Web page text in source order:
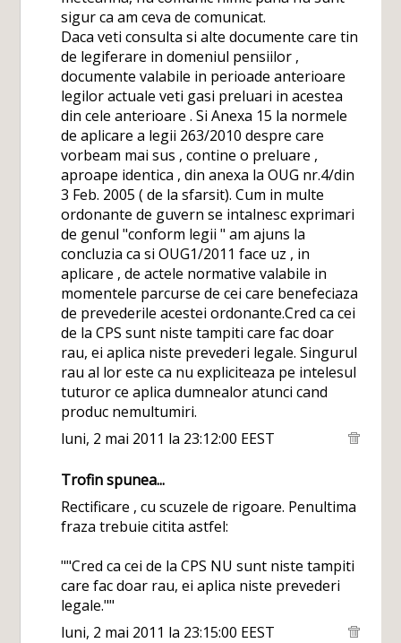
sigur ca am ceva de comunicat.
Daca veti consulta si alte documente care tin
de legiferare in domeniul pensiilor ,
documente valabile in perioade anterioare
legilor actuale veti gasi preluari in acestea
din cele anterioare . Si Anexa 15 la normele
de aplicare a legii 263/2010 despre care
vorbeam mai sus , contine o preluare ,
aproape identica , din anexa la OUG nr.4/din
3 Feb. 2005 ( de la sfarsit). Cum in multe
ordonante de guvern se intalnesc exprimari
de genul "conform legii " am ajuns la
concluzia ca si OUG1/2011 face uz , in
aplicare , de actele normative valabile in
momentele parcurse de cei care benefeciaza
de prevederile acestei ordonante.Cred ca cei
de la CPS sunt niste tampiti care fac doar
rau, ei aplica niste prevederi legale. Singurul
rau al lor este ca nu expliciteaza pe intelesul
tuturor ce aplica dumnealor atunci cand
produc nemultumiri.
luni, 2 mai 2011 la 23:12:00 EEST
Trofinspunea...
Rectificare , cu scuzele de rigoare. Penultima
fraza trebuie citita astfel:
""Cred ca cei de la CPS NU sunt niste tampiti
care fac doar rau, ei aplica niste prevederi
legale.""
luni, 2 mai 2011 la 23:15:00 EEST